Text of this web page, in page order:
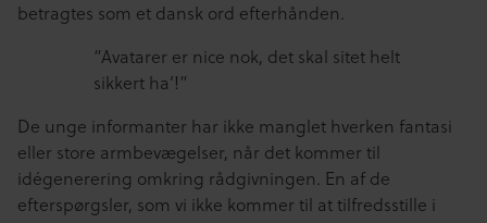
betragtes som et dansk ord efterhånden.
“Avatarer er nice nok, det skal sitet helt
sikkert ha’!”
De unge informanter har ikke manglet hverken fantasi
eller store armbevægelser, når det kommer til
idégenerering omkring rådgivningen. En af de
efterspørgsler, som vi ikke kommer til at tilfredsstille i